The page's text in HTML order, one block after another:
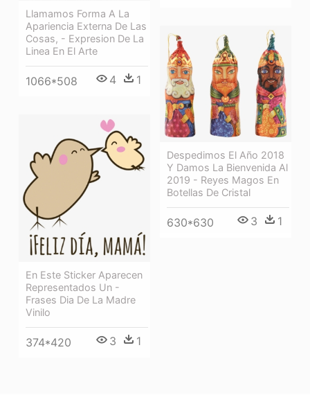
Llamamos Forma A La
Apariencia Externa De Las
Cosas, - Expresion De La
Linea En El Arte
1066*508 4 1
Despedimos El Año 2018
Y Damos La Bienvenida Al
2019 - Reyes Magos En
Botellas De Cristal
630*630 3 1
En Este Sticker Aparecen
Representados Un -
Frases Dia De La Madre
Vinilo
374*420 3 1